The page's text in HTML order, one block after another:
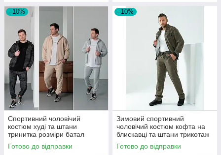
–10%
Спортивний чоловічий
костюм худі та штани
тринитка розміри батал
Готово до відправки
–10%
Зимовий спортивний
чоловічий костюм кофта на
блискавці та штани трикотаж
на хутрі розміри батал
Готово до відправки